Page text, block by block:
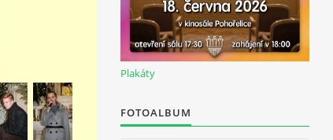
Plakáty
FOTOALBUM